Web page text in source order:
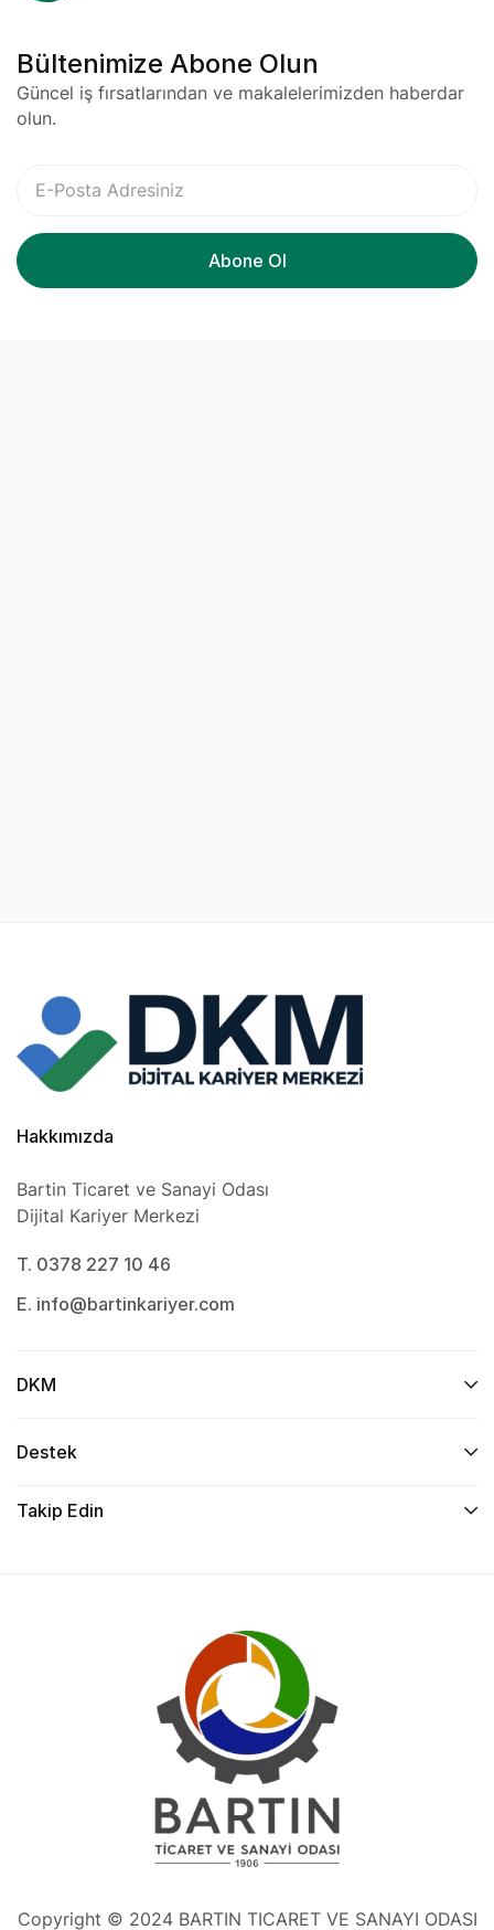
Bültenimize Abone Olun
Güncel iş fırsatlarından ve makalelerimizden haberdar
olun.
Hakkımızda
Bartin Ticaret ve Sanayi Odası
Dijital Kariyer Merkezi
T. 0378 227 10 46
E. info@bartinkariyer.com
DKM
Destek
Takip Edin
Copyright © 2024 BARTIN TICARET VE SANAYI ODASI